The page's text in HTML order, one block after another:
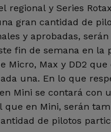
regional y Series
gran cantidad de
y aprobadas,
fin de semana en la
Micro, Max y DD2
una. En lo que
Mini se contará con
que en Mini, serán
de pilotos